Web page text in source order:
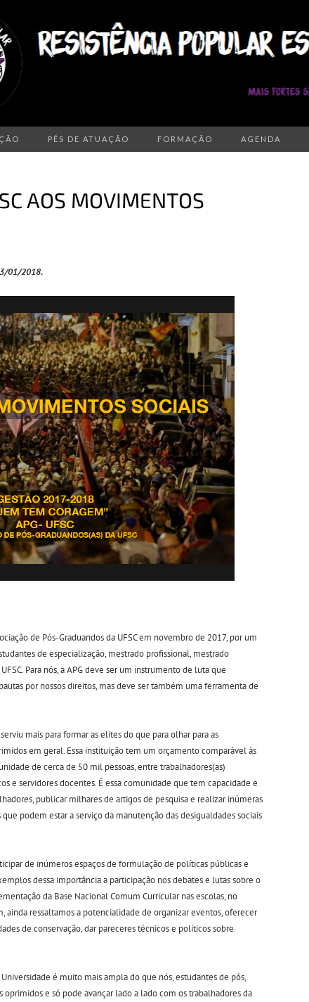
PÉS DE ATUAÇÃO FORMAÇÃO AGENDA
AOS MOVIMENTOS
01/2018.
de Pós-Graduandos da UFSC em novembro de 2017, por um
de especialização, mestrado profissional, mestrado
Para nós, a APG deve ser um instrumento de luta que
por nossos direitos, mas deve ser também uma ferramenta de
mais para formar as elites do que para olhar para as
em geral. Essa instituição tem um orçamento comparável às
de cerca de 50 mil pessoas, entre trabalhadores(as)
e servidores docentes. É essa comunidade que tem capacidade e
publicar milhares de artigos de pesquisa e realizar inúmeras
podem estar a serviço da manutenção das desigualdades sociais
de inúmeros espaços de formulação de políticas públicas e
dessa importância a participação nos debates e lutas sobre o
da Base Nacional Comum Curricular nas escolas, no
ainda ressaltamos a potencialidade de organizar eventos, oferecer
de conservação, dar pareceres técnicos e políticos sobre
é muito mais ampla do que nós, estudantes de pós,
e só pode avançar lado a lado com os trabalhadores da